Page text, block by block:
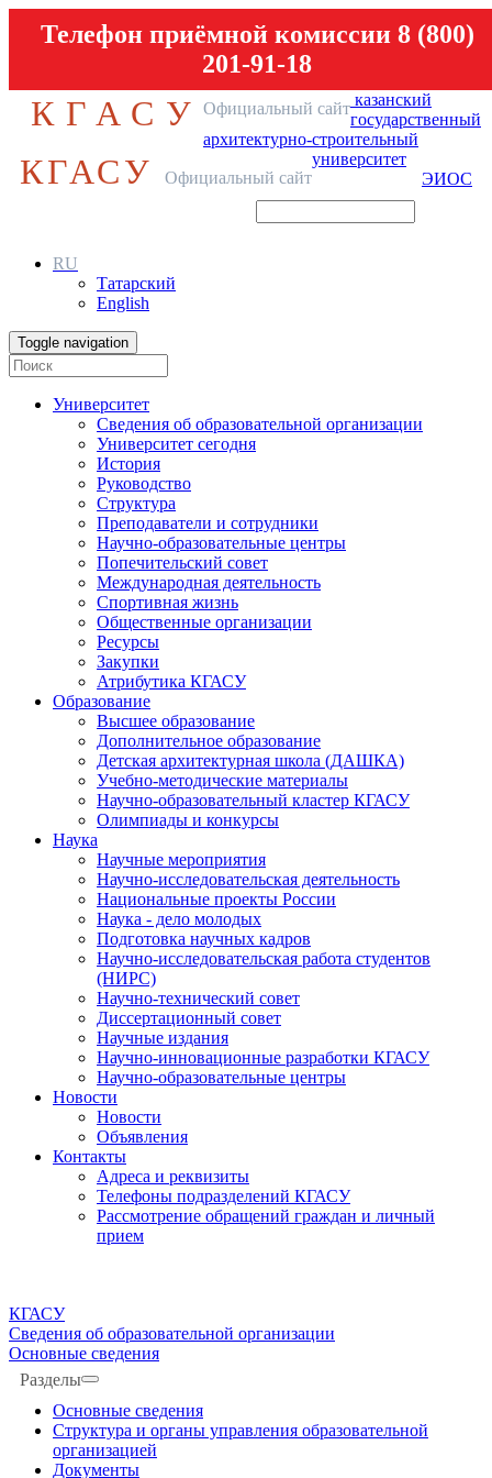
Телефон приёмной комиссии 8 (800)
201-91-18
КГАСУ Официальный сайт казанский
государственный
архитектурно-строительный
университет
КГАСУ Официальный сайт ЭИОС
RU
Татарский
English
Toggle navigation
Университет
Сведения об образовательной организации
Университет сегодня
История
Руководство
Структура
Преподаватели и сотрудники
Научно-образовательные центры
Попечительский совет
Международная деятельность
Спортивная жизнь
Общественные организации
Ресурсы
Закупки
Атрибутика КГАСУ
Образование
Высшее образование
Дополнительное образование
Детская архитектурная школа (ДАШКА)
Учебно-методические материалы
Научно-образовательный кластер КГАСУ
Олимпиады и конкурсы
Наука
Научные мероприятия
Научно-исследовательская деятельность
Национальные проекты России
Наука - дело молодых
Подготовка научных кадров
Научно-исследовательская работа студентов
(НИРС)
Научно-технический совет
Диссертационный совет
Научные издания
Научно-инновационные разработки КГАСУ
Научно-образовательные центры
Новости
Новости
Объявления
Контакты
Адреса и реквизиты
Телефоны подразделений КГАСУ
Рассмотрение обращений граждан и личный
прием
КГАСУ
Сведения об образовательной организации
Основные сведения
Разделы
Основные сведения
Структура и органы управления образовательной
организацией
Документы